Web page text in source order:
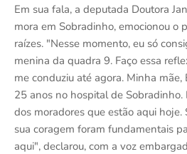
Em sua fala, a deputada Doutora
mora em Sobradinho, emocionou o
raízes. "Nesse momento, eu só
menina da quadra 9. Faço essa
me conduziu até agora. Minha
25 anos no hospital de Sobradinho.
dos moradores que estão aqui hoje.
sua coragem foram fundamentais
aqui", declarou, com a voz